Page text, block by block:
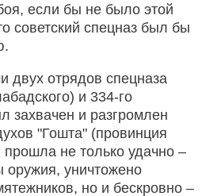
если бы не было этой
советский спецназ был бы
двух отрядов спецназа
и 334-го
захвачен и разгромлен
"Гошта" (провинция
не только удачно –
оружия, уничтожено
но и бескровно –